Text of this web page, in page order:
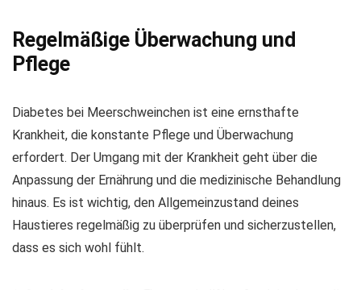
Regelmäßige Überwachung und
Pflege
Diabetes bei Meerschweinchen ist eine ernsthafte
Krankheit, die konstante Pflege und Überwachung
erfordert. Der Umgang mit der Krankheit geht über die
Anpassung der Ernährung und die medizinische Behandlung
hinaus. Es ist wichtig, den Allgemeinzustand deines
Haustieres regelmäßig zu überprüfen und sicherzustellen,
dass es sich wohl fühlt.